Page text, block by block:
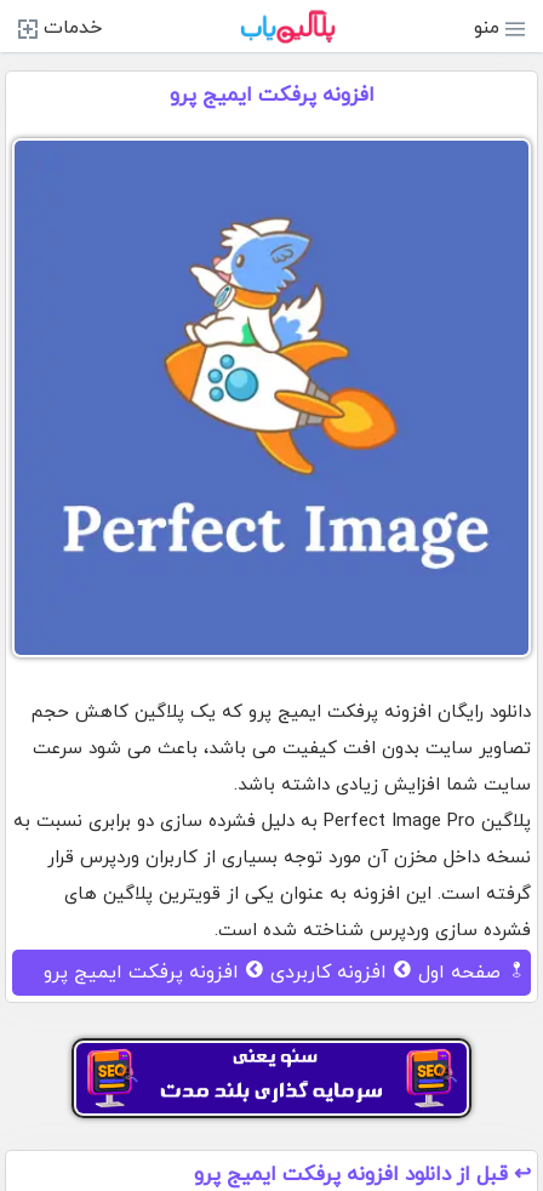
منو خدمات
افزونه پرفکت ایمیج پرو
دانلود رایگان افزونه پرفکت ایمیج پرو که یک پلاگین کاهش حجم
تصاویر سایت بدون افت کیفیت می باشد، باعث می شود سرعت
سایت شما افزایش زیادی داشته باشد.
پلاگین Perfect Image Pro به دلیل فشرده سازی دو برابری نسبت به
نسخه داخل مخزن آن مورد توجه بسیاری از کاربران وردپرس قرار
گرفته است. این افزونه به عنوان یکی از قویترین پلاگین های
فشرده سازی وردپرس شناخته شده است.
صفحه اول افزونه کاربردی افزونه پرفکت ایمیج پرو
↩️ قبل از دانلود افزونه پرفکت ایمیج پرو